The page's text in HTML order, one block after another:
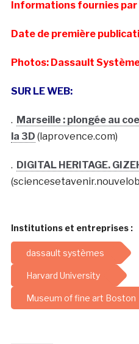
Informations fournies
Date de première
Photos: Dassault
SUR LE WEB:
. Marseille : plongée au
la 3D (laprovence.com)
. DIGITAL HERITAGE.
Institutions et entreprises :
dassault systèmes
Harvard University
Museum of fine art Boston